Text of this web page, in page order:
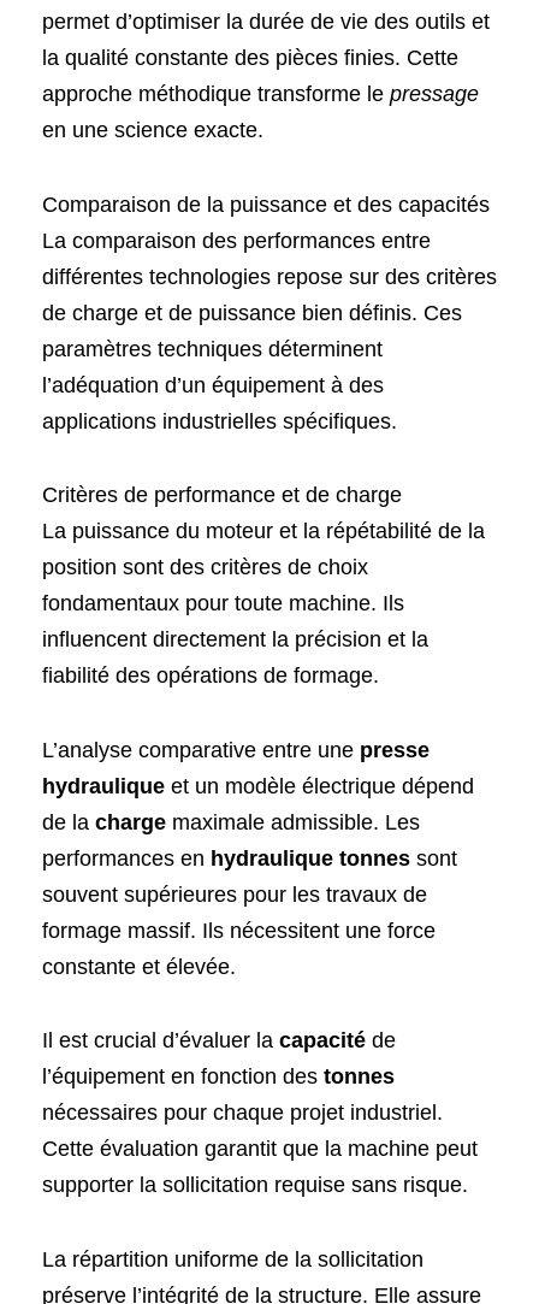
permet d’optimiser la durée de vie des outils et
la qualité constante des pièces finies. Cette
approche méthodique transforme le pressage
en une science exacte.
Comparaison de la puissance et des capacités
La comparaison des performances entre
différentes technologies repose sur des critères
de charge et de puissance bien définis. Ces
paramètres techniques déterminent
l’adéquation d’un équipement à des
applications industrielles spécifiques.
Critères de performance et de charge
La puissance du moteur et la répétabilité de la
position sont des critères de choix
fondamentaux pour toute machine. Ils
influencent directement la précision et la
fiabilité des opérations de formage.
L’analyse comparative entre une presse
hydrauliqueet un modèle électrique dépend
de la chargemaximale admissible. Les
performances en hydraulique tonnessont
souvent supérieures pour les travaux de
formage massif. Ils nécessitent une force
constante et élevée.
Il est crucial d’évaluer la capacitéde
l’équipement en fonction des tonnes
nécessaires pour chaque projet industriel.
Cette évaluation garantit que la machine peut
supporter la sollicitation requise sans risque.
La répartition uniforme de la sollicitation
préserve l’intégrité de la structure. Elle assure